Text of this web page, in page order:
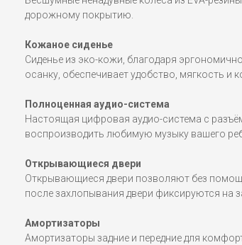
дорожному покрытию.
Кожаное сиденье
Сиденье из эко-кожи, благодаря
осанку, обеспечивает удобство, мягкость и
Полноценная аудио-система
Настоящая цифровая аудио-система с
воспроизводить любимую музыку вашего
Открывающиеся двери
Открывающиеся двери позволяют без
после захлопывания двери фиксируются на
Амортизаторы
Амортизаторы задние и передние для